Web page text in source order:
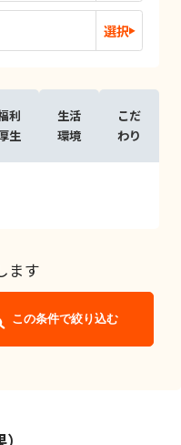
選択
利
生
生活
環境
こだ
わり
ます
この条件で絞り込む